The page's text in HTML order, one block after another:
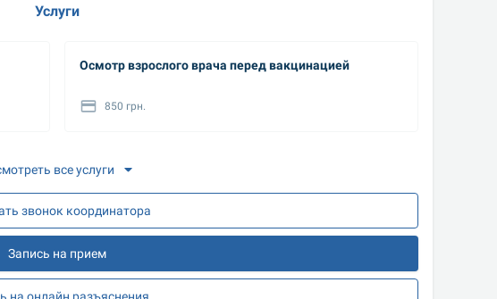
Услуги
Осмотр взрослого врача перед вакцинацией
850 грн.
все услуги
звонок координатора
Запись на прием
на онлайн разъяснения